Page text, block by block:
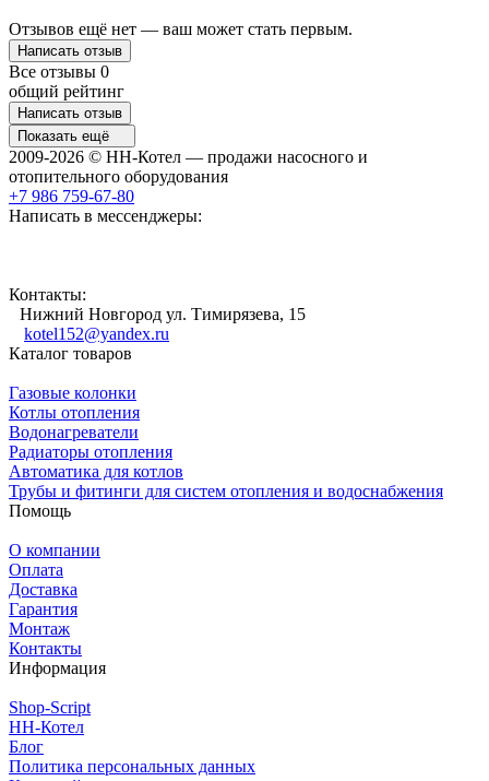
Отзывов ещё нет — ваш может стать первым.
Написать отзыв
Все отзывы 0
общий рейтинг
Написать отзыв
Показать ещё
2009-2026 © НН-Котел — продажи насосного и
отопительного оборудования
+7 986 759-67-80
Написать в мессенджеры:
Контакты:
Нижний Новгород ул. Тимирязева, 15
kotel152@yandex.ru
Каталог товаров
Газовые колонки
Котлы отопления
Водонагреватели
Радиаторы отопления
Автоматика для котлов
Трубы и фитинги для систем отопления и водоснабжения
Помощь
О компании
Оплата
Доставка
Гарантия
Монтаж
Контакты
Информация
Shop-Script
НН-Котел
Блог
Политика персональных данных